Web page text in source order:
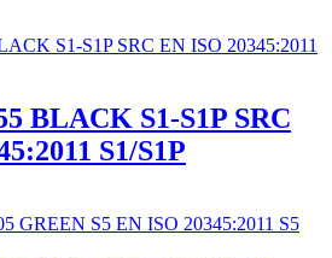
BLACK S1-S1P SRC
S1/S1P